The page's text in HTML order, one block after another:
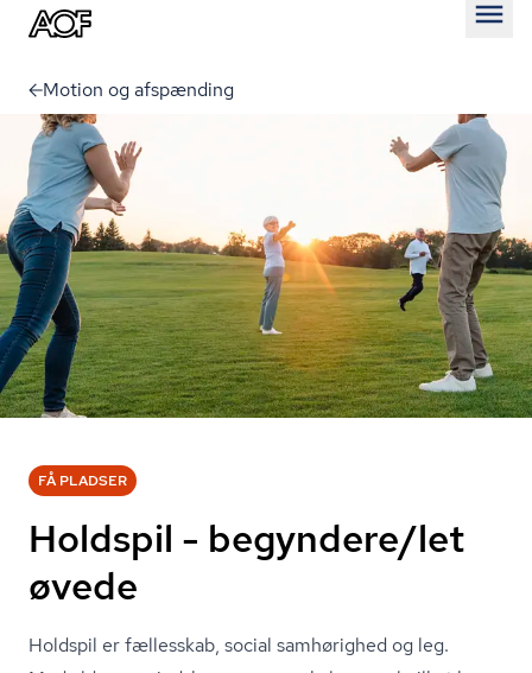
Motion og afspænding
FÅ PLADSER
Holdspil - begyndere/let
øvede
Holdspil er fællesskab, social samhørighed og leg.